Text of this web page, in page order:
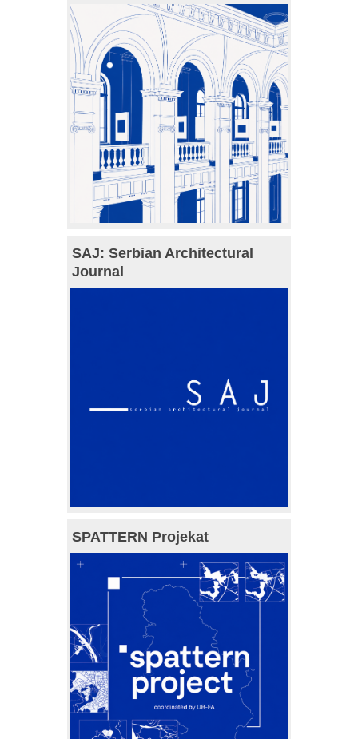
SAJ: Serbian Architectural
Journal
SPATTERN Projekat